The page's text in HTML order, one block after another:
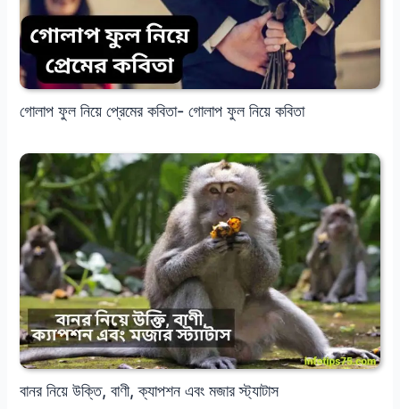
গোলাপ ফুল নিয়ে প্রেমের কবিতা- গোলাপ ফুল নিয়ে কবিতা
বানর নিয়ে উক্তি, বাণী, ক্যাপশন এবং মজার স্ট্যাটাস